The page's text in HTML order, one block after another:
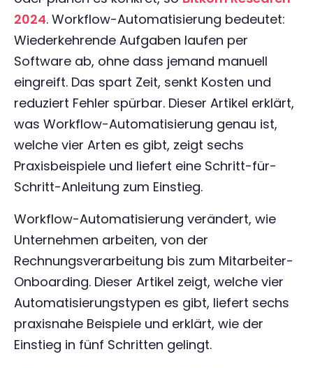
2024. Workflow-Automatisierung bedeutet:
Wiederkehrende Aufgaben laufen per
Software ab, ohne dass jemand manuell
eingreift. Das spart Zeit, senkt Kosten und
reduziert Fehler spürbar. Dieser Artikel erklärt,
was Workflow-Automatisierung genau ist,
welche vier Arten es gibt, zeigt sechs
Praxisbeispiele und liefert eine Schritt-für-
Schritt-Anleitung zum Einstieg.
Workflow-Automatisierung verändert, wie
Unternehmen arbeiten, von der
Rechnungsverarbeitung bis zum Mitarbeiter-
Onboarding. Dieser Artikel zeigt, welche vier
Automatisierungstypen es gibt, liefert sechs
praxisnahe Beispiele und erklärt, wie der
Einstieg in fünf Schritten gelingt.